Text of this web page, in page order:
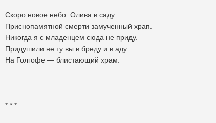
Скоро новое небо. Олива в саду.
Приснопамятной смерти замученный храп.
Никогда я с младенцем сюда не приду.
Придушили не ту вы в бреду и в аду.
На Голгофе — блистающий храм.
* * *